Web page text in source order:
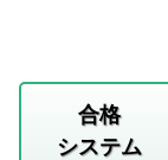
合格
システム